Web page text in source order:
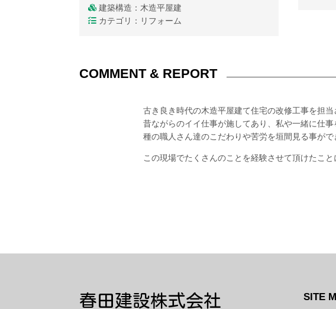
建築構造：木造平屋建
カテゴリ：リフォーム
COMMENT & REPORT
古き良き時代の木造平屋建て住宅の改修工事を担当
昔ながらのイイ仕事が施してあり、私や一緒に仕
種の職人さん達のこだわりや苦労を垣間見る事が
この現場でたくさんのことを経験させて頂けたこ
春田建設株式会社 SITE